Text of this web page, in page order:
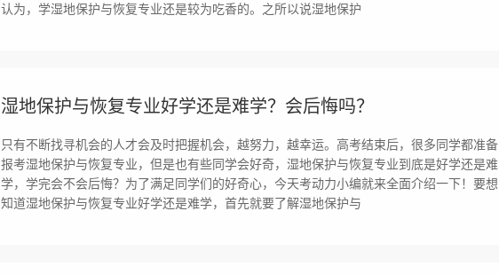
认为，学湿地保护与恢复专业还是较为吃香的。之所以说湿地保护
湿地保护与恢复专业好学还是难学？会后悔吗？
只有不断找寻机会的人才会及时把握机会，越努力，越幸运。高考结束后，很多同学都准备
报考湿地保护与恢复专业，但是也有些同学会好奇，湿地保护与恢复专业到底是好学还是难
学，学完会不会后悔？为了满足同学们的好奇心，今天考动力小编就来全面介绍一下！要想
知道湿地保护与恢复专业好学还是难学，首先就要了解湿地保护与